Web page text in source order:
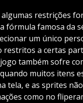
restrições
fórmula famosa da
um único
restritos a certas
também sofre
muitos itens
tela, e as sprites
como no